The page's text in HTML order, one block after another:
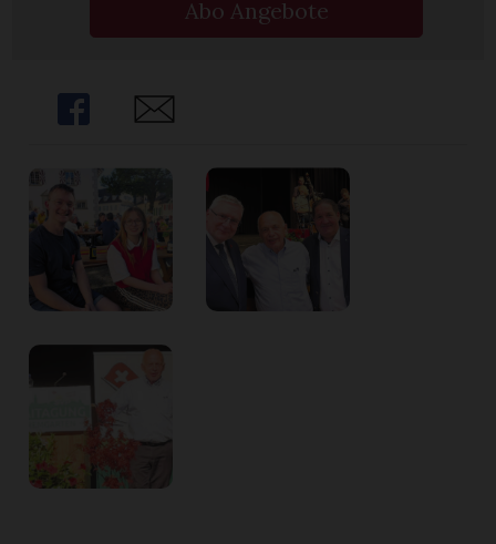
Abo Angebote
Share Share